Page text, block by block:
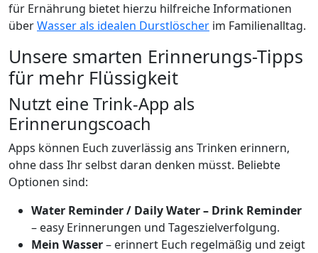
für Ernährung bietet hierzu hilfreiche Informationen
überWasser als idealen Durstlöscher im Familienalltag.
Unsere smarten Erinnerungs-Tipps
für mehr Flüssigkeit
Nutzt eine Trink-App als
Erinnerungscoach
Apps können Euch zuverlässig ans Trinken erinnern,
ohne dass Ihr selbst daran denken müsst. Beliebte
Optionen sind:
Water Reminder / Daily Water – Drink Reminder
– easy Erinnerungen und Tageszielverfolgung.
Mein Wasser– erinnert Euch regelmäßig und zeigt